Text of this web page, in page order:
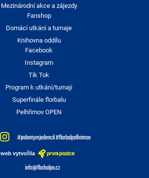
Mezinárodní akce a zájezdy
Fanshop
Domácí utkání a turnaje
Knihovna oddílu
Facebook
Instagram
Tik Tok
Program k utkání/turnaji
Superfinále florbalu
Pelhřimov OPEN
#jedentymjedencil #florbalpelhrimov
web vytvořila
info@florbalpe.cz